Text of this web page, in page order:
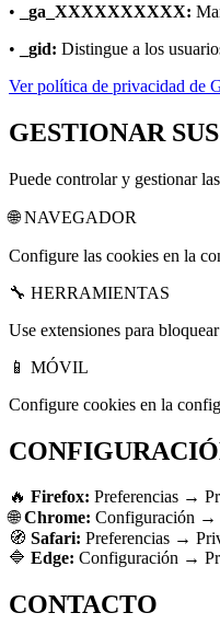
•
_ga_XXXXXXXXXX:
•
_gid: Distingue a los
Ver política de privacidad de
GESTIONAR
Puede controlar y gestionar
🌐 NAVEGADOR
Configure las cookies en la
🔧 HERRAMIENTAS
Use extensiones para
📱 MÓVIL
Configure cookies en la
🔥 Firefox: Preferencias →
🌐 Chrome: Configuración →
🧭 Safari: Preferencias →
🔷 Edge: Configuración →
CONTACTO